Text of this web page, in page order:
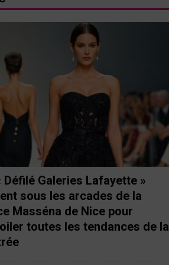
Défilé Galeries Lafayette »
sous les arcades de la
Masséna de Nice pour
toutes les tendances de la